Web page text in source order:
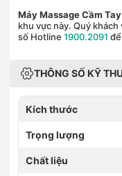
Máy Massage Cầm
khu vực này. Quý
số Hotline 1900.2091
THÔNG SỐ KỸ
Kích thước
Trọng lượng
Chất liệu